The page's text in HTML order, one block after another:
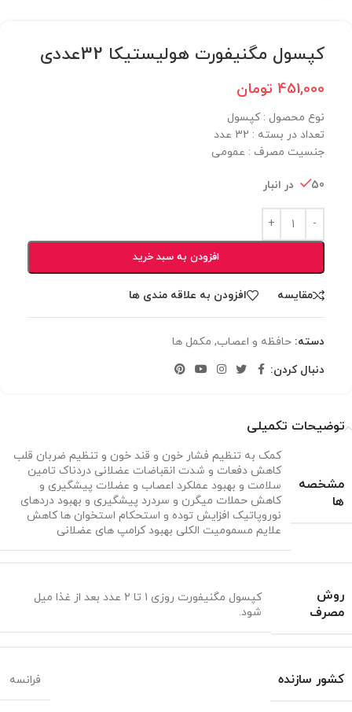
کپسول مگنیفورت هولیستیکا 32عددی
451,000 تومان
نوع محصول :‌ کپسول
تعداد در بسته :‌ 32 عدد
جنسیت مصرف :‌ عمومی
50 در انبار
افزودن به سبد خرید
مقایسه افزودن به علاقه مندی ها
دسته: حافظه و اعصاب, مکمل ها
دنبال کردن:
توضیحات تکمیلی
مشخصه
ها
کمک به تنظیم فشار خون و قند خون و تنظیم ضربان قلب
کاهش دفعات و شدت انقباضات عضلانی دردناک تامین
سلامت و بهبود عملکرد اعصاب و عضلات پیشگیری و
کاهش حملات میگرن و سردرد پیشگیری و بهبود دردهای
نوروپاتیک افزایش توده و استحکام استخوان ها کاهش
علایم مسمومیت الکلی بهبود کرامپ های عضلانی
روش
مصرف
کپسول مگنیفورت روزی ۱ تا ۲ عدد بعد از غذا میل
شود.
کشور سازنده فرانسه